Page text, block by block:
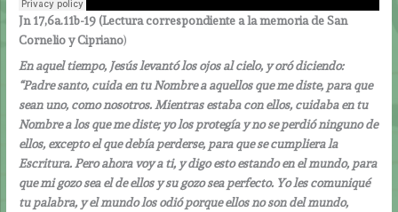
Jn 17,6a.11b-19(Lectura correspondiente a la memoria de San
Cornelio y Cipriano)
En aquel tiempo, Jesús levantó los ojos al cielo, y oró diciendo:
“Padre santo, cuida en tu Nombre a aquellos que me diste, para que
sean uno, como nosotros. Mientras estaba con ellos, cuidaba en tu
Nombre a los que me diste; yo los protegía y no se perdió ninguno de
ellos, excepto el que debía perderse, para que se cumpliera la
Escritura. Pero ahora voy a ti, y digo esto estando en el mundo, para
que mi gozo sea el de ellos y su gozo sea perfecto. Yo les comuniqué
tu palabra, y el mundo los odió porque ellos no son del mundo,